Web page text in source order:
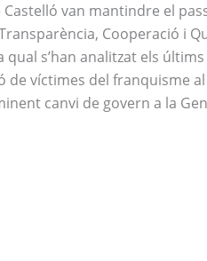
van mantindre el
Cooperació i
s’han analitzat els
víctimes del franquisme
canvi de govern a la